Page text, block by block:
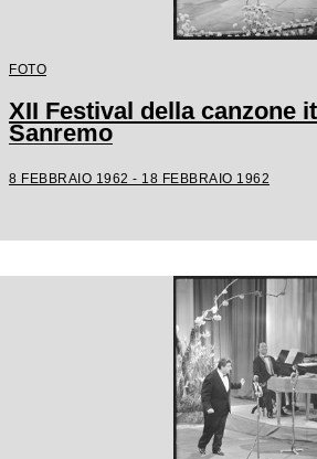
FOTO
XII Festival della canzone
Sanremo
8 FEBBRAIO 1962 - 18 FEBBRAIO 1962